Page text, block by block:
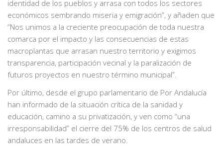
identidad de los pueblos y arrasa con todos los sectores
económicos sembrando miseria y emigración”, y añaden que
“Nos unimos a la creciente preocupación de toda nuestra
comarca por el impacto y las consecuencias de estas
macroplantas que arrasan nuestro territorio y exigimos
transparencia, participación vecinal y la paralización de
futuros proyectos en nuestro término municipal”.
Por último, desde el grupo parlamentario de Por Andalucía
han informado de la situación crítica de la sanidad y
educación, camino a su privatización, y ven como “una
irresponsabilidad” el cierre del 75% de los centros de salud
andaluces en las tardes de verano.